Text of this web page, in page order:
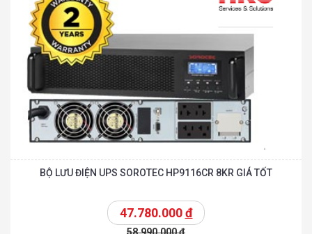
BỘ LƯU ĐIỆN UPS SOROTEC HP9116CR 8KR GIÁ TỐT
47.780.000đ